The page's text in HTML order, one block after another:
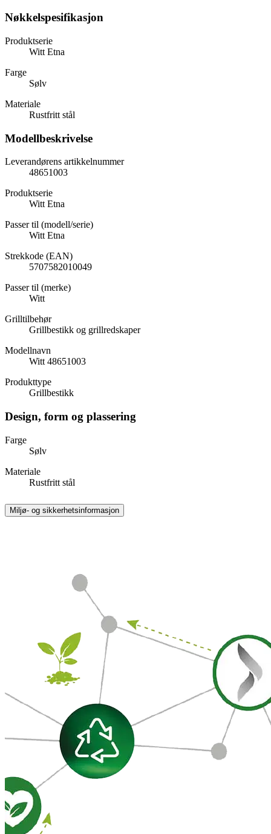
Nøkkelspesifikasjon
Produktserie
Witt Etna
Farge
Sølv
Materiale
Rustfritt stål
Modellbeskrivelse
Leverandørens artikkelnummer
48651003
Produktserie
Witt Etna
Passer til (modell/serie)
Witt Etna
Strekkode (EAN)
5707582010049
Passer til (merke)
Witt
Grilltilbehør
Grillbestikk og grillredskaper
Modellnavn
Witt 48651003
Produkttype
Grillbestikk
Design, form og plassering
Farge
Sølv
Materiale
Rustfritt stål
Miljø- og sikkerhetsinformasjon